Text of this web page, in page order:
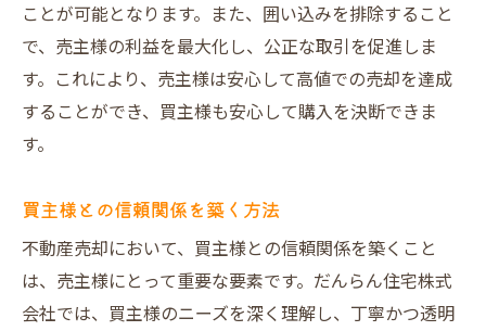
ことが可能となります。また、囲い込みを排除すること
で、売主様の利益を最大化し、公正な取引を促進しま
す。これにより、売主様は安心して高値での売却を達成
することができ、買主様も安心して購入を決断できま
す。
買主様との信頼関係を築く方法
不動産売却において、買主様との信頼関係を築くこと
は、売主様にとって重要な要素です。だんらん住宅株式
会社では、買主様のニーズを深く理解し、丁寧かつ透明